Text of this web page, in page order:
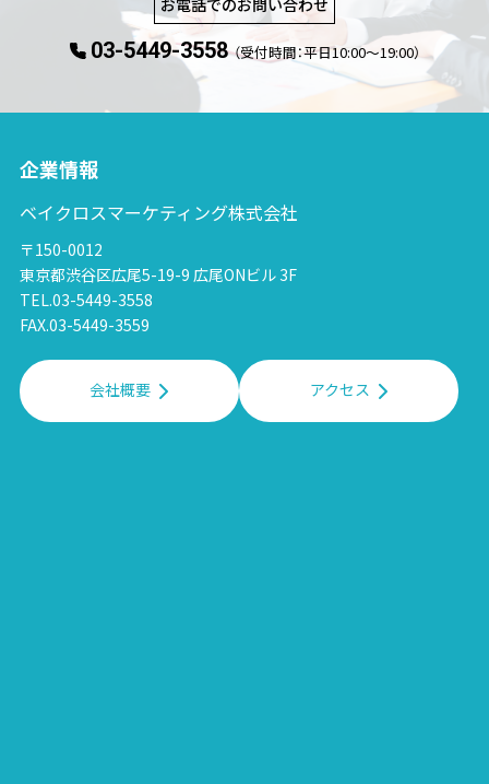
03-5449-3558 （受付時間：平日10:00〜19:00）
企業情報
ベイクロスマーケティング株式会社
〒150-0012
東京都渋谷区広尾5-19-9 広尾ONビル 3F
TEL.03-5449-3558
FAX.03-5449-3559
会社概要 アクセス